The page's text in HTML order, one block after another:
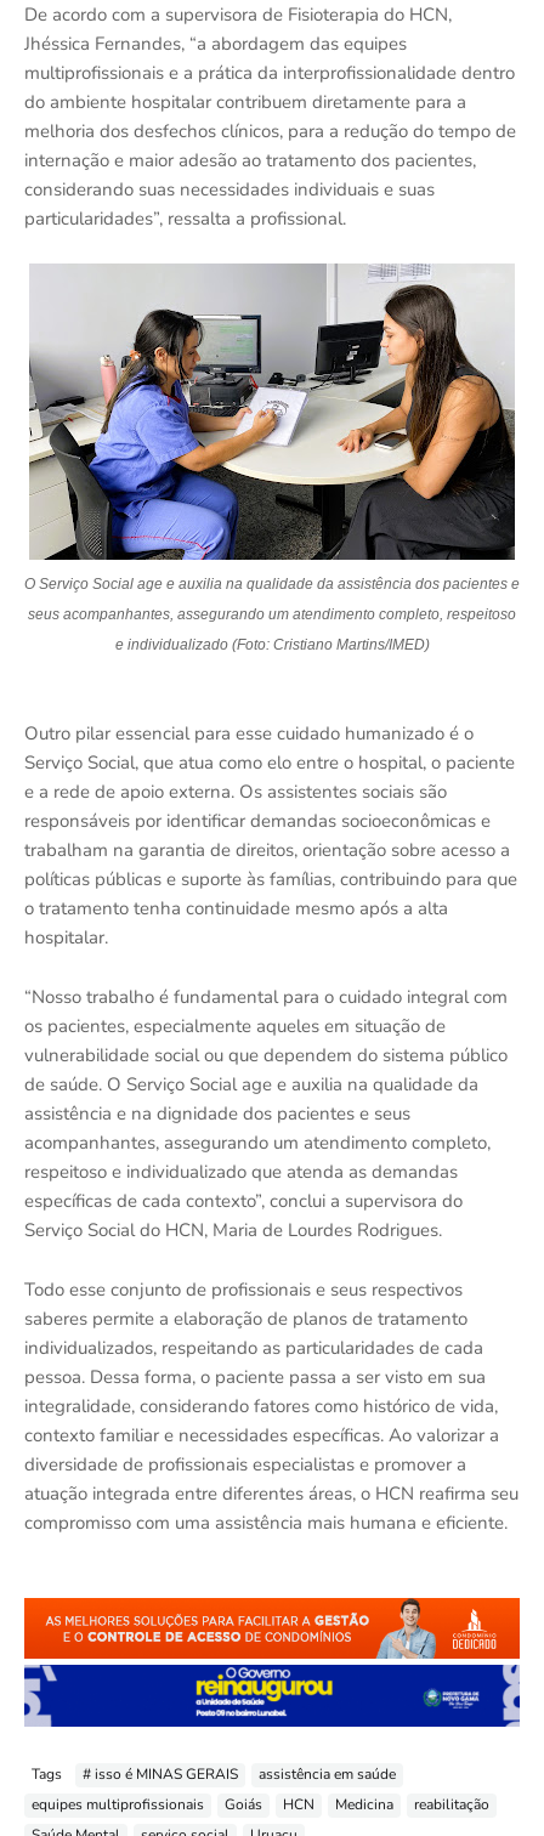
De acordo com a supervisora de Fisioterapia do HCN,
Jhéssica Fernandes, “a abordagem das equipes
multiprofissionais e a prática da interprofissionalidade dentro
do ambiente hospitalar contribuem diretamente para a
melhoria dos desfechos clínicos, para a redução do tempo de
internação e maior adesão ao tratamento dos pacientes,
considerando suas necessidades individuais e suas
particularidades”, ressalta a profissional.
O Serviço Social age e auxilia na qualidade da assistência dos pacientes e
seus acompanhantes, assegurando um atendimento completo, respeitoso
e individualizado(Foto: Cristiano Martins/IMED)
Outro pilar essencial para esse cuidado humanizado é o
Serviço Social, que atua como elo entre o hospital, o paciente
e a rede de apoio externa. Os assistentes sociais são
responsáveis por identificar demandas socioeconômicas e
trabalham na garantia de direitos, orientação sobre acesso a
políticas públicas e suporte às famílias, contribuindo para que
o tratamento tenha continuidade mesmo após a alta
hospitalar.
“Nosso trabalho é fundamental para o cuidado integral com
os pacientes, especialmente aqueles em situação de
vulnerabilidade social ou que dependem do sistema público
de saúde. O Serviço Social age e auxilia na qualidade da
assistência e na dignidade dos pacientes e seus
acompanhantes, assegurando um atendimento completo,
respeitoso e individualizado que atenda as demandas
específicas de cada contexto”, conclui a supervisora do
Serviço Social do HCN, Maria de Lourdes Rodrigues.
Todo esse conjunto de profissionais e seus respectivos
saberes permite a elaboração de planos de tratamento
individualizados, respeitando as particularidades de cada
pessoa. Dessa forma, o paciente passa a ser visto em sua
integralidade, considerando fatores como histórico de vida,
contexto familiar e necessidades específicas. Ao valorizar a
diversidade de profissionais especialistas e promover a
atuação integrada entre diferentes áreas, o HCN reafirma seu
compromisso com uma assistência mais humana e eficiente.
Tags # isso é MINAS GERAIS
assistência em saúde
equipes multiprofissionais
Goiás HCN Medicina
reabilitação